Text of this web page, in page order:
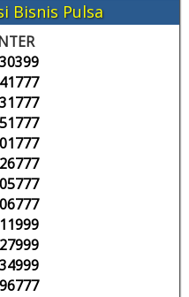
Bisnis Pulsa